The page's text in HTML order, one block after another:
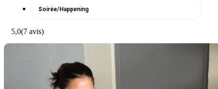
Soirée/Happening
5,0(7 avis)